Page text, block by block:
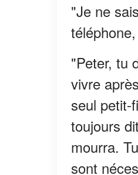
"Je ne
"Peter, tu
vivre
seul petit-
toujours
mourra.
sont